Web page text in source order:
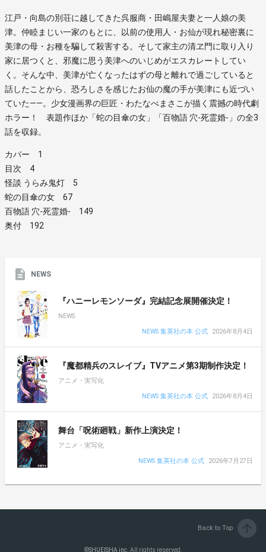
江戸・向島の別荘に越してきた呉服商・田嶋屋夫妻と一人娘の美
津。仲睦まじい一家のもとに、以前の使用人・お仙が現れ秘密裏に
美津の母・お種を騙して殺害する。そして家主の清ヱ門に取り入り
家に居つくと、邪魔に思う美津へのいじめがエスカレートしてい
く。そんな中、美津が亡くなったはずの母と離れで過ごしていると
話したことから、恐ろしさを感じたお仙の魔の手が美津にも近づい
ていた――。少女漫画界の巨匠・わたなべまさこが描く震撼の時代劇
ホラー！ 表題作ほか「蛇の目傘の女」「百物語 穴-死霊婚-」の全3
話を収録。
カバー 1
目次 4
怪談 うらみ鬼灯 5
蛇の目傘の女 67
百物語 穴-死霊婚- 149
奥付 192
NEWS
『ハニーレモンソーダ』完結記念展開催決定！
NEWS
NEWS 集英社の本 公式
2026年8月4日
『魔都精兵のスレイブ』TVアニメ第3期制作決定！
アニメ・実写化
NEWS 集英社の本 公式
2026年8月4日
舞台「呪術廻戦」新作上演決定！
アニメ・実写化
NEWS 集英社の本 公式
2026年7月27日
Back to Top
©SHUEISHA inc. All rights reserved.